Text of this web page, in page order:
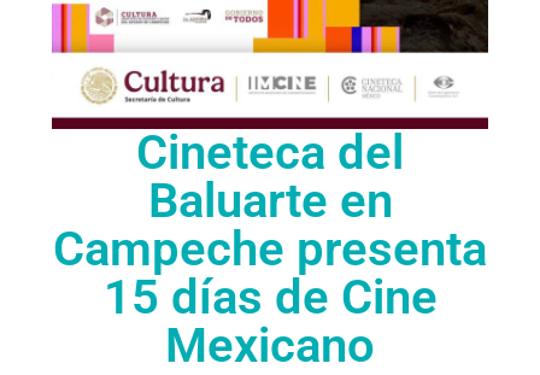
Cineteca del
Baluarte en
Campeche presenta
15 días de Cine
Mexicano